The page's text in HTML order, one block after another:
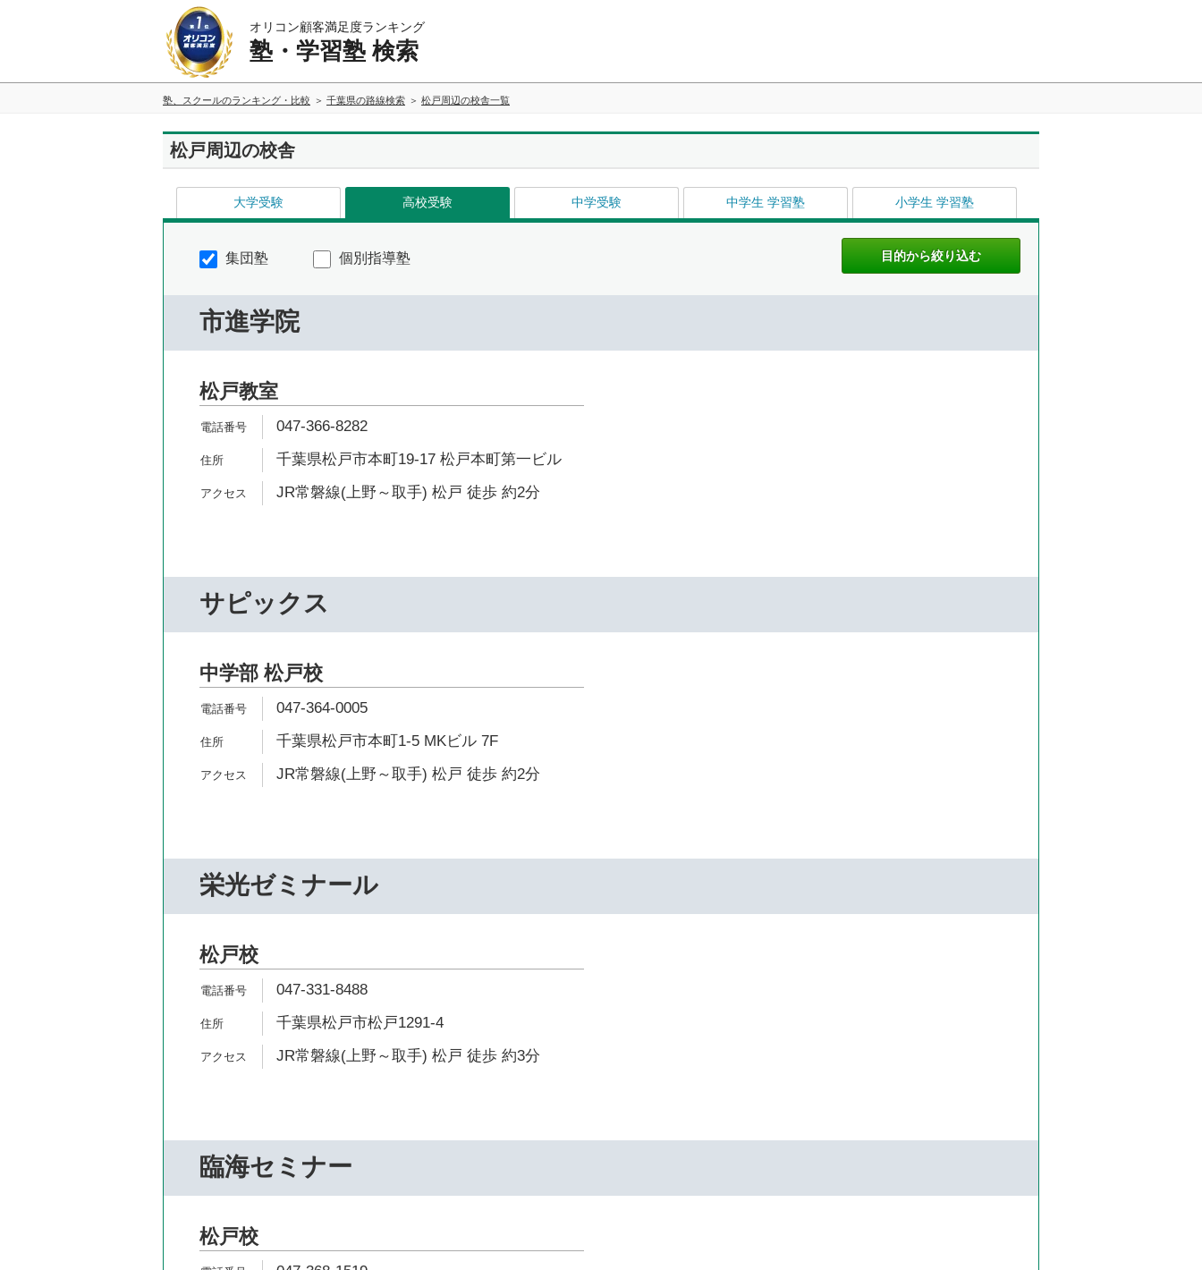
オリコン顧客満足度ランキング
塾・学習塾 検索
塾、スクールのランキング・比較 千葉県の路線検索 松戸周辺の校舎一覧
松戸周辺の校舎
大学受験 高校受験 中学受験 中学生 学習塾 小学生 学習塾
集団塾 個別指導塾
市進学院
松戸教室
047-366-8282
千葉県松戸市本町19-17 松戸本町第一ビル
JR常磐線(上野～取手) 松戸 徒歩 約2分
サピックス
中学部 松戸校
047-364-0005
千葉県松戸市本町1-5 MKビル 7F
JR常磐線(上野～取手) 松戸 徒歩 約2分
栄光ゼミナール
松戸校
047-331-8488
千葉県松戸市松戸1291-4
JR常磐線(上野～取手) 松戸 徒歩 約3分
臨海セミナー
松戸校